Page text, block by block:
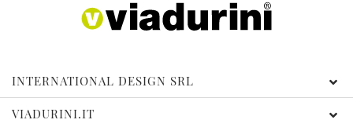
INTERNATIONAL DESIGN SRL
VIADURINI.IT